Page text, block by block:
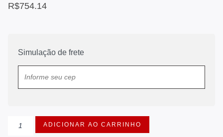
R$754.14
Simulação de frete
ADICIONAR AO CARRINHO